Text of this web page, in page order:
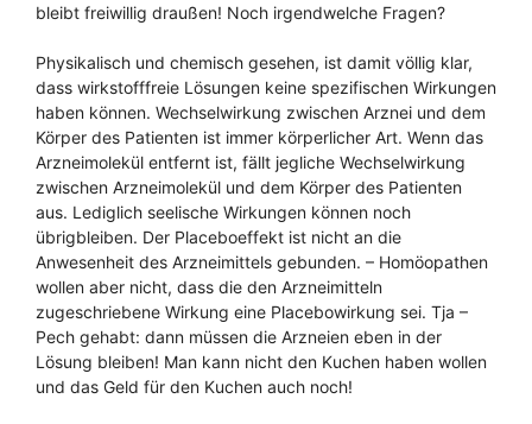
bleibt freiwillig draußen! Noch irgendwelche Fragen?
Physikalisch und chemisch gesehen, ist damit völlig klar,
dass wirkstofffreie Lösungen keine spezifischen Wirkungen
haben können. Wechselwirkung zwischen Arznei und dem
Körper des Patienten ist immer körperlicher Art. Wenn das
Arzneimolekül entfernt ist, fällt jegliche Wechselwirkung
zwischen Arzneimolekül und dem Körper des Patienten
aus. Lediglich seelische Wirkungen können noch
übrigbleiben. Der Placeboeffekt ist nicht an die
Anwesenheit des Arzneimittels gebunden. – Homöopathen
wollen aber nicht, dass die den Arzneimitteln
zugeschriebene Wirkung eine Placebowirkung sei. Tja –
Pech gehabt: dann müssen die Arzneien eben in der
Lösung bleiben! Man kann nicht den Kuchen haben wollen
und das Geld für den Kuchen auch noch!